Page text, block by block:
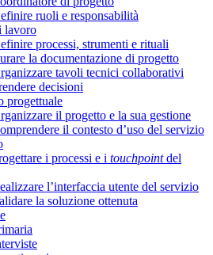
ruoli e responsabilità
lavoro
processi, strumenti e rituali
la documentazione di progetto
tavoli tecnici collaborativi
decisioni
progettuale
il progetto e la sua gestione
il contesto d’uso del servizio
i processi e i touchpointdel
l’interfaccia utente del servizio
la soluzione ottenuta